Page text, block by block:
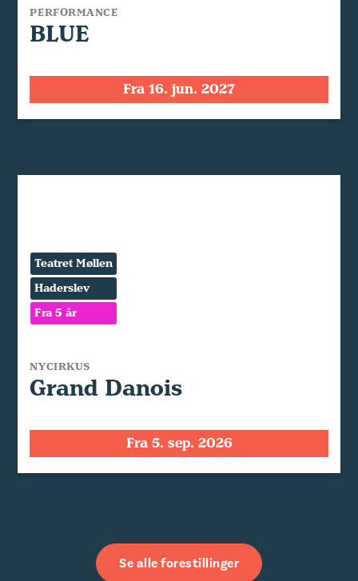
PERFORMANCE
BLUE
Fra 16. jun. 2027
Teatret Møllen
Haderslev
Fra 5 år
NYCIRKUS
Grand Danois
Fra 5. sep. 2026
Se alle forestillinger